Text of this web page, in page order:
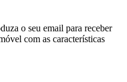
o seu email para receber
com as características